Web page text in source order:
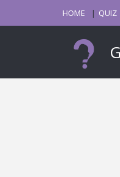
HOME QUIZ